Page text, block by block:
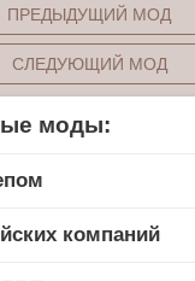
ПРЕДЫДУЩИЙ МОД
СЛЕДУЮЩИЙ МОД
моды:
компаний